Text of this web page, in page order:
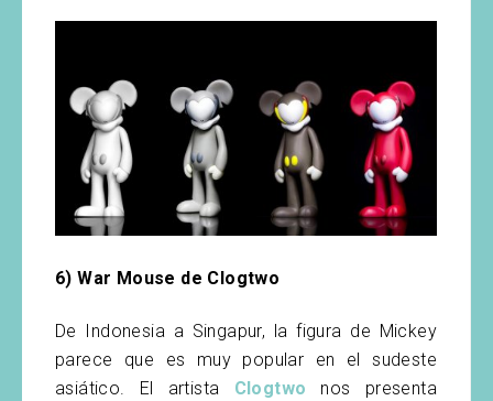
6) War Mouse de Clogtwo
De Indonesia a Singapur, la figura de Mickey
parece que es muy popular en el sudeste
asiático. El artista Clogtwo nos presenta